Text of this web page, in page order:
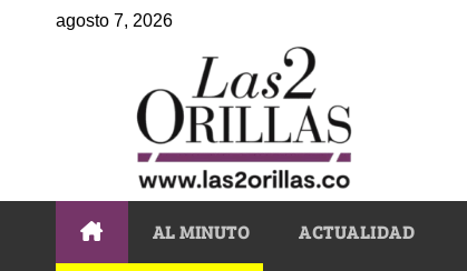
agosto 7, 2026
AL MINUTO ACTUALIDAD